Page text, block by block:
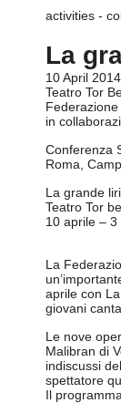
activities -
La
10 April
Teatro Tor
Federazione
in
Conferenza
Roma,
La grande
Teatro Tor
10 aprile –
La
aprile con
giovani
Le nove
Malibran di
indiscussi
spettatore
Il